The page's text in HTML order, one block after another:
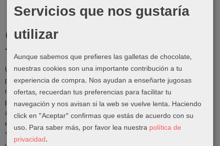
tus creaciones handmade.
Cuándo usar un
tratamiento textil
Un tratamiento textil puede ser muy útil cuando quieres que tu
proyecto sea más práctico en el día a día. Por ejemplo, si coses un
neceser, una bolsa o un accesorio que va a tener mucho uso,
puede interesarte aplicar un protector o impermeabilizador
adecuado. Si trabajas con tejidos que necesitan más cuerpo, un
endurecedor puede ayudarte a conseguir una forma más estable.
Y si quieres recuperar prendas o proyectos que han hecho bolitas,
Servicios que nos gustaría
utilizar
Aunque sabemos que prefieres las galletas de chocolate,
nuestras cookies son una importante contribución a tu
experiencia de compra. Nos ayudan a enseñarte jugosas
ofertas, recuerdan tus preferencias para facilitar tu
navegación y nos avisan si la web se vuelve lenta. Haciendo
click en "Aceptar" confirmas que estás de acuerdo con su
uso. Para saber más, por favor lea nuestra política de
privacidad.